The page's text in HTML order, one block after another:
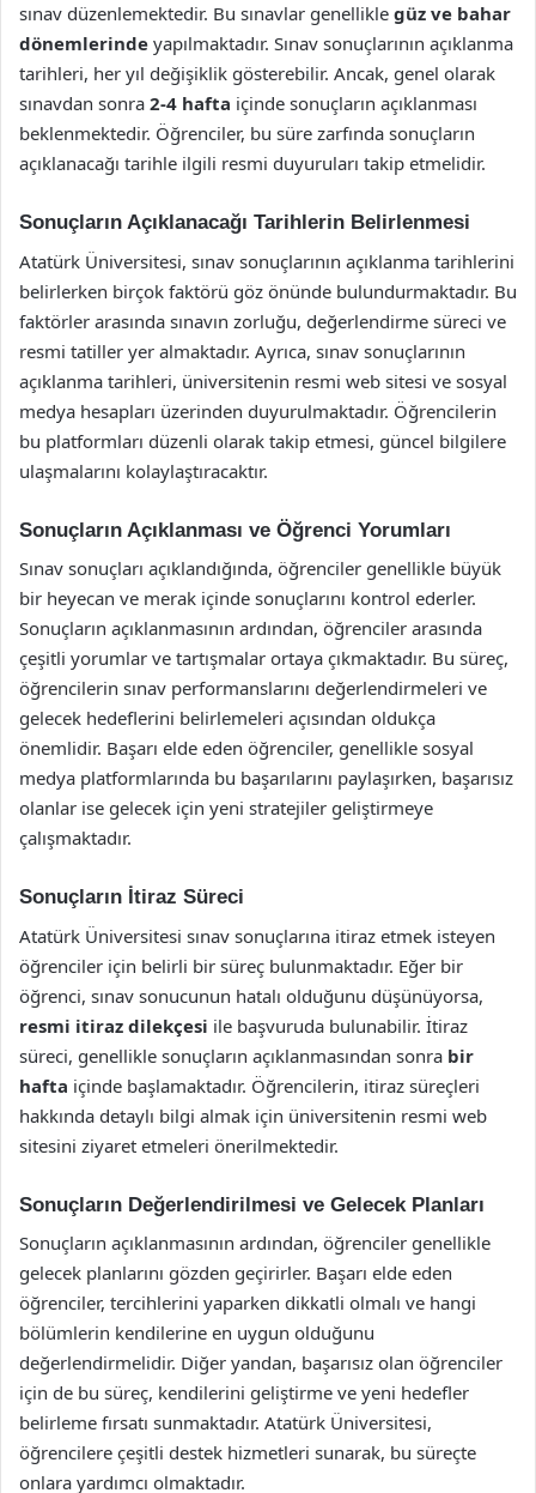
sınav düzenlemektedir. Bu sınavlar genellikle güz ve bahar
dönemlerinde yapılmaktadır. Sınav sonuçlarının açıklanma
tarihleri, her yıl değişiklik gösterebilir. Ancak, genel olarak
sınavdan sonra 2-4 hafta içinde sonuçların açıklanması
beklenmektedir. Öğrenciler, bu süre zarfında sonuçların
açıklanacağı tarihle ilgili resmi duyuruları takip etmelidir.
Sonuçların Açıklanacağı Tarihlerin Belirlenmesi
Atatürk Üniversitesi, sınav sonuçlarının açıklanma tarihlerini
belirlerken birçok faktörü göz önünde bulundurmaktadır. Bu
faktörler arasında sınavın zorluğu, değerlendirme süreci ve
resmi tatiller yer almaktadır. Ayrıca, sınav sonuçlarının
açıklanma tarihleri, üniversitenin resmi web sitesi ve sosyal
medya hesapları üzerinden duyurulmaktadır. Öğrencilerin
bu platformları düzenli olarak takip etmesi, güncel bilgilere
ulaşmalarını kolaylaştıracaktır.
Sonuçların Açıklanması ve Öğrenci Yorumları
Sınav sonuçları açıklandığında, öğrenciler genellikle büyük
bir heyecan ve merak içinde sonuçlarını kontrol ederler.
Sonuçların açıklanmasının ardından, öğrenciler arasında
çeşitli yorumlar ve tartışmalar ortaya çıkmaktadır. Bu süreç,
öğrencilerin sınav performanslarını değerlendirmeleri ve
gelecek hedeflerini belirlemeleri açısından oldukça
önemlidir. Başarı elde eden öğrenciler, genellikle sosyal
medya platformlarında bu başarılarını paylaşırken, başarısız
olanlar ise gelecek için yeni stratejiler geliştirmeye
çalışmaktadır.
Sonuçların İtiraz Süreci
Atatürk Üniversitesi sınav sonuçlarına itiraz etmek isteyen
öğrenciler için belirli bir süreç bulunmaktadır. Eğer bir
öğrenci, sınav sonucunun hatalı olduğunu düşünüyorsa,
resmi itiraz dilekçesi ile başvuruda bulunabilir. İtiraz
süreci, genellikle sonuçların açıklanmasından sonra bir
hafta içinde başlamaktadır. Öğrencilerin, itiraz süreçleri
hakkında detaylı bilgi almak için üniversitenin resmi web
sitesini ziyaret etmeleri önerilmektedir.
Sonuçların Değerlendirilmesi ve Gelecek Planları
Sonuçların açıklanmasının ardından, öğrenciler genellikle
gelecek planlarını gözden geçirirler. Başarı elde eden
öğrenciler, tercihlerini yaparken dikkatli olmalı ve hangi
bölümlerin kendilerine en uygun olduğunu
değerlendirmelidir. Diğer yandan, başarısız olan öğrenciler
için de bu süreç, kendilerini geliştirme ve yeni hedefler
belirleme fırsatı sunmaktadır. Atatürk Üniversitesi,
öğrencilere çeşitli destek hizmetleri sunarak, bu süreçte
onlara yardımcı olmaktadır.